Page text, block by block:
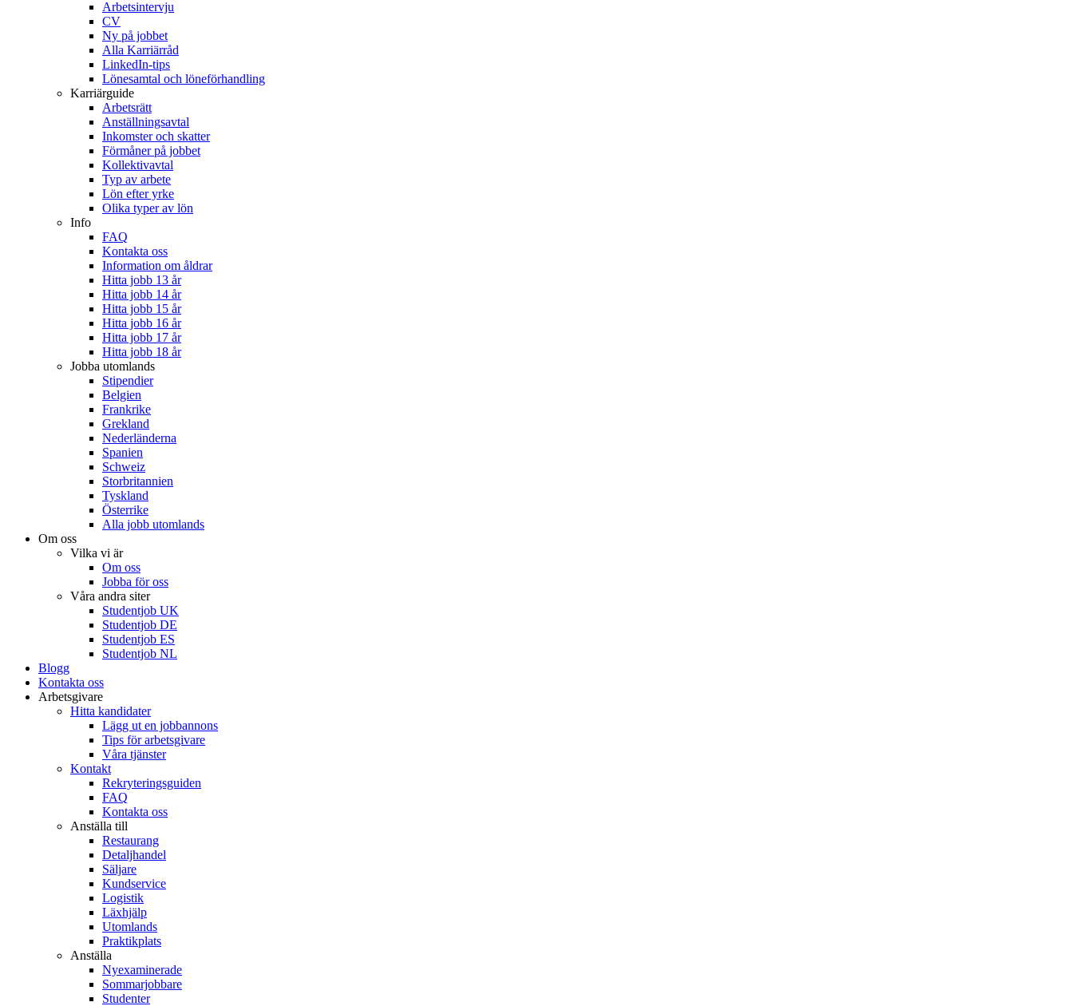
Arbetsintervju
CV
Ny på jobbet
Alla Karriärråd
LinkedIn-tips
Lönesamtal och löneförhandling
Karriärguide
Arbetsrätt
Anställningsavtal
Inkomster och skatter
Förmåner på jobbet
Kollektivavtal
Typ av arbete
Lön efter yrke
Olika typer av lön
Info
FAQ
Kontakta oss
Information om åldrar
Hitta jobb 13 år
Hitta jobb 14 år
Hitta jobb 15 år
Hitta jobb 16 år
Hitta jobb 17 år
Hitta jobb 18 år
Jobba utomlands
Stipendier
Belgien
Frankrike
Grekland
Nederländerna
Spanien
Schweiz
Storbritannien
Tyskland
Österrike
Alla jobb utomlands
Om oss
Vilka vi är
Om oss
Jobba för oss
Våra andra siter
Studentjob UK
Studentjob DE
Studentjob ES
Studentjob NL
Blogg
Kontakta oss
Arbetsgivare
Hitta kandidater
Lägg ut en jobbannons
Tips för arbetsgivare
Våra tjänster
Kontakt
Rekryteringsguiden
FAQ
Kontakta oss
Anställa till
Restaurang
Detaljhandel
Säljare
Kundservice
Logistik
Läxhjälp
Utomlands
Praktikplats
Anställa
Nyexaminerade
Sommarjobbare
Studenter